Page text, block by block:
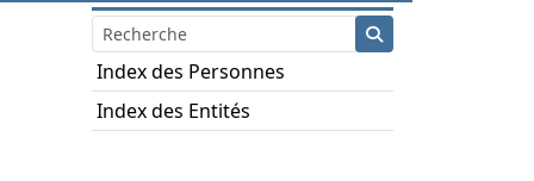
Index des Personnes
Index des Entités